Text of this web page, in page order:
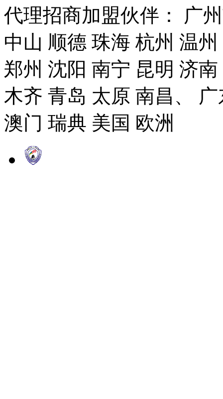
代理招商加盟伙伴： 广
中山 顺德 珠海 杭州 温
郑州 沈阳 南宁 昆明 济
木齐 青岛 太原 南昌、
澳门 瑞典 美国 欧洲